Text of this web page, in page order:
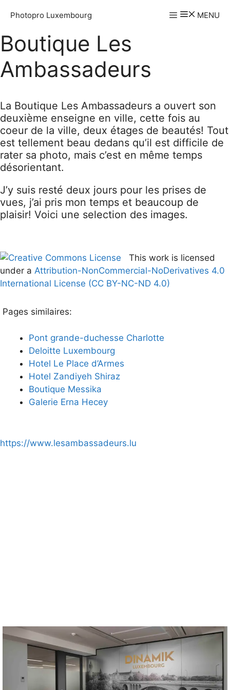
Photopro Luxembourg MENU
Boutique Les
Ambassadeurs
La Boutique Les Ambassadeurs a ouvert son
deuxième enseigne en ville, cette fois au
coeur de la ville, deux étages de beautés! Tout
est tellement beau dedans qu’il est difficile de
rater sa photo, mais c’est en même temps
désorientant.
J’y suis resté deux jours pour les prises de
vues, j’ai pris mon temps et beaucoup de
plaisir! Voici une selection des images.
This work is licensed
under a Attribution-NonCommercial-NoDerivatives 4.0
International License (CC BY-NC-ND 4.0)
Pages similaires:
Pont grande-duchesse Charlotte
Deloitte Luxembourg
Hotel Le Place d’Armes
Hotel Zandiyeh Shiraz
Boutique Messika
Galerie Erna Hecey
https://www.lesambassadeurs.lu